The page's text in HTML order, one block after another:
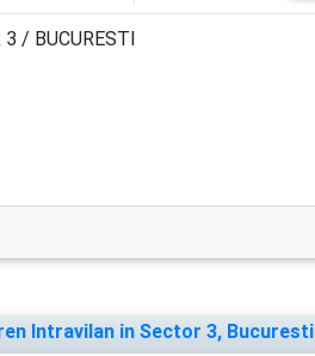
/ BUCURESTI
Intravilan in Sector 3, Bucuresti